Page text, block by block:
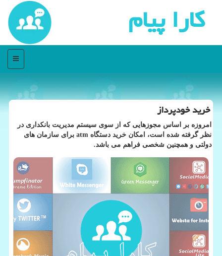
كارا پیام
منو
خرید خودپرداز
امروزه بر اساس مجوزهایی كه از سوی سیستم مدیریت بانكداری در
نظر گرفته شده است، امكان خرید دستگاه atm برای سازمان های
دولتی و همچنین شخصی فراهم می باشد.